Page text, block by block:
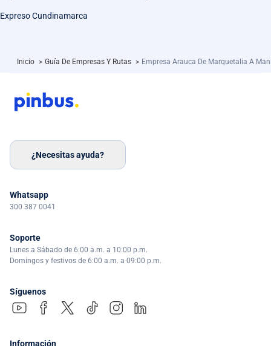
Expreso Cundinamarca
Inicio > Guía De Empresas Y Rutas > Empresa Arauca De Marquetalia A
¿Necesitas ayuda?
Whatsapp
300 387 0041
Soporte
Lunes a Sábado de 6:00 a.m. a 10:00 p.m.
Domingos y festivos de 6:00 a.m. a 09:00 p.m.
Síguenos
Información